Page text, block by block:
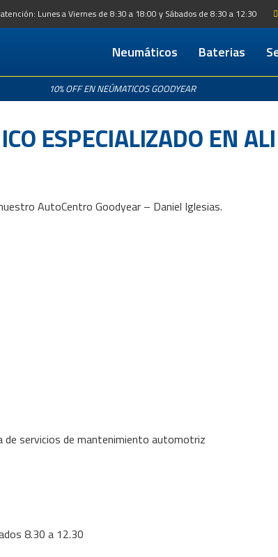
Lunes a Viernes de 8:30 a 18:00 y Sábados de 8:30 a 12:30
Neumáticos Baterias
10% OFF EN NEÚMATICOS GOODYEAR
ESPECIALIZADO EN
AutoCentro Goodyear – Daniel Iglesias.
servicios de mantenimiento automotriz
8.30 a 12.30